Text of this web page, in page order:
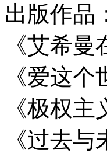
出版作品
《艾希曼
《爱这
《极权主
《过去与